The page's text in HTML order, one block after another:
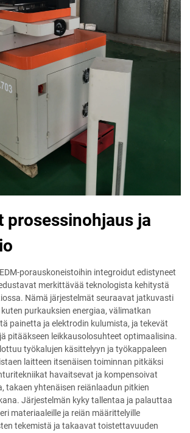
prosessinohjaus ja
porauskoneistoihin integroidut edistyneet
merkittävää teknologista kehitystä
Nämä järjestelmät seuraavat jatkuvasti
purkauksien energiaa, välimatkan
painetta ja elektrodin kulumista, ja tekevät
pitääkseen leikkausolosuhteet optimaalisina.
työkalujen käsittelyyn ja työkappaleen
laitteen itsenäisen toiminnan pitkäksi
havaitsevat ja kompensoivat
takaen yhtenäisen reiänlaadun pitkien
Järjestelmän kyky tallentaa ja palauttaa
materiaaleille ja reiän määrittelyille
tekemistä ja takaavat toistettavuuden